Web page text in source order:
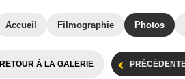
Accueil Filmographie Photos
RETOUR À LA GALERIE